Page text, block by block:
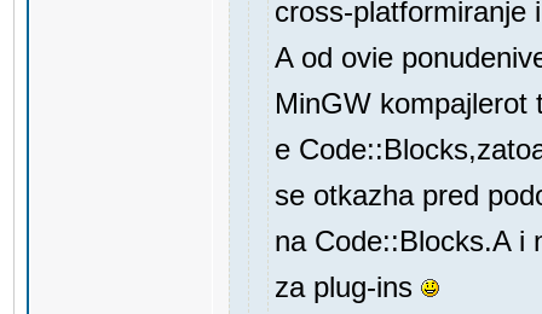
cross-platformiranje
A od ovie
MinGW kompajlerot
e
se otkazha pred
na Code::Blocks.A i
za plug-ins